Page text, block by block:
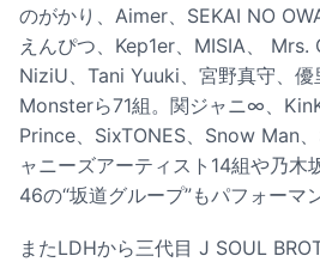
のがかり、Aimer、SEKAI NO
えんぴつ、Kep1er、MISIA、 Mrs.
NiziU、Tani Yuuki、宮野真守、
Monsterら71組。関ジャニ∞、
Prince、SixTONES、Snow Man
ャニーズアーティスト14組や乃
46の“坂道グループ”もパフォーマ
またLDHから三代目 J SOUL